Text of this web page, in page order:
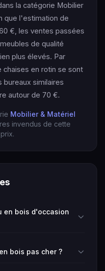
la catégorie Mobilier
que l'estimation de
€, les ventes passées
de qualité
plus élevés. Par
en rotin se sont
similaires
autour de 70 €.
Mobilier & Matériel
invendus de cette
en bois d'occasion
bois pas cher ?